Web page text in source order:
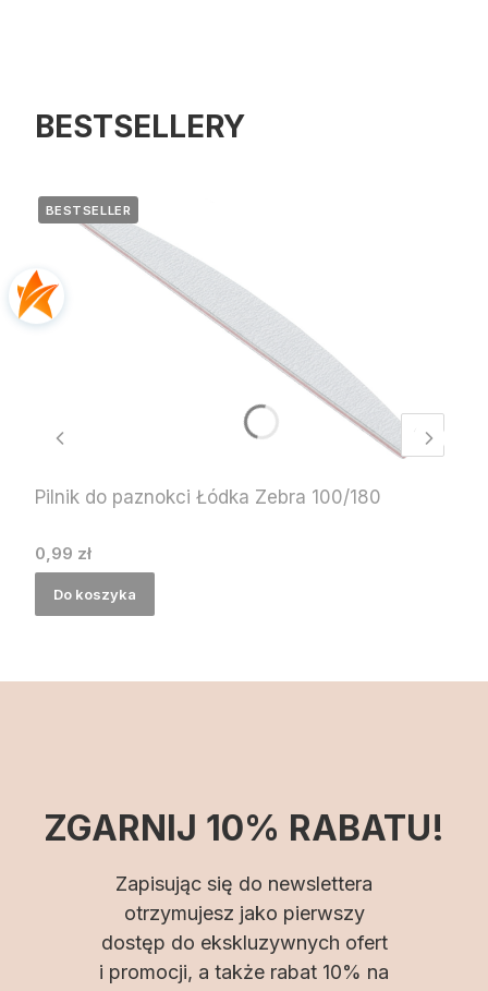
BESTSELLERY
BESTSELLER
Pilnik do paznokci Łódka Zebra 100/180
Cena
0,99 zł
Do koszyka
ZGARNIJ 10% RABATU!
Zapisując się do newslettera
otrzymujesz jako pierwszy
dostęp do ekskluzywnych ofert
i promocji, a także rabat 10% na